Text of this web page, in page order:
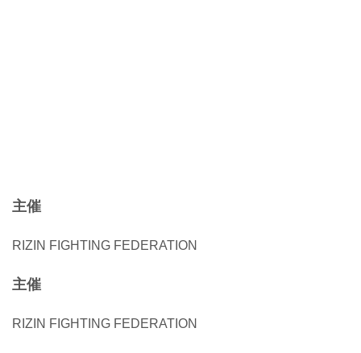
主催
RIZIN FIGHTING FEDERATION
主催
RIZIN FIGHTING FEDERATION